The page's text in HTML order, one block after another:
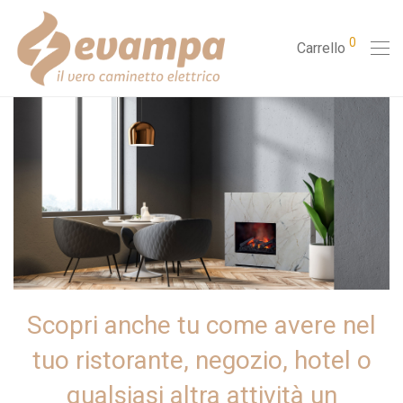
Carrello 0
Scopri anche tu come avere nel
tuo ristorante, negozio, hotel o
qualsiasi altra attività un